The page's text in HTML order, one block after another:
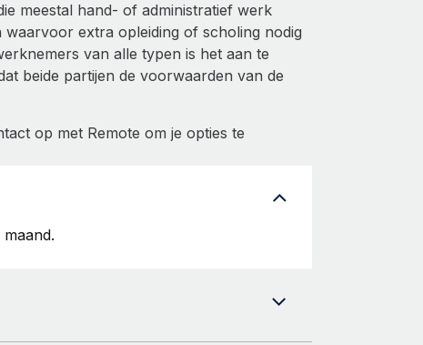
meestal hand- of administratief werk
extra opleiding of scholing nodig
van alle typen is het aan te
beide partijen de voorwaarden van de
op met Remote om je opties te